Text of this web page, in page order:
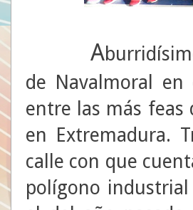
A
de Navalmoral
entre las más feas
en Extremadura.
calle con que
polígono